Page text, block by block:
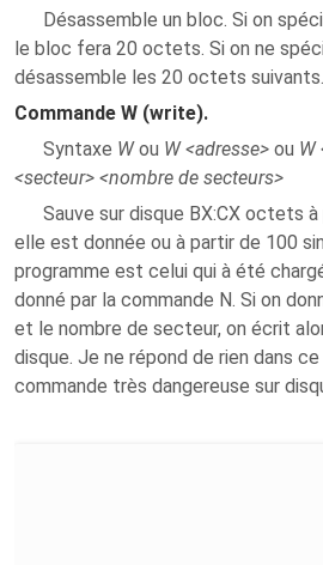
Désassemble un bloc. Si on
le bloc fera 20 octets. Si on ne
désassemble les 20 octets suivants.
Commande W (write).
Syntaxe Wou W <adresse> ou W
<secteur> <nombre de secteurs>
Sauve sur disque BX:CX octets à
elle est donnée ou à partir de 100
programme est celui qui à été
donné par la commande N. Si on
et le nombre de secteur, on écrit
disque. Je ne répond de rien dans
commande très dangereuse sur